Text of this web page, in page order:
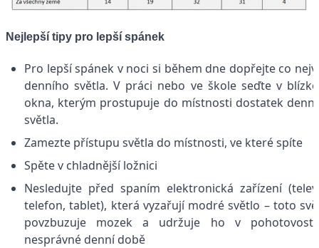
Nejlepší tipy pro lepší spánek
Pro lepší spánek v noci si během dne dopřejte co
denního světla. V práci nebo ve škole seďte v
okna, kterým prostupuje do místnosti dostatek
světla.
Zamezte přístupu světla do místnosti, ve které spíte
Spěte v chladnější ložnici
Nesledujte před spaním elektronická zařízení
telefon, tablet), která vyzařují modré světlo – toto
povzbuzuje mozek a udržuje ho v
nesprávné denní době